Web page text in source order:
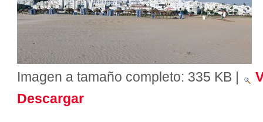
Imagen a tamaño completo: 335 KB |
Descargar